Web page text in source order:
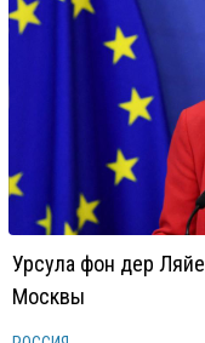
Урсула фон дер
Москвы